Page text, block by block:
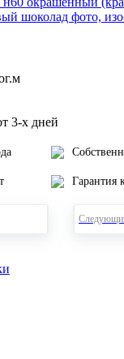
3-х дней
Гарантия